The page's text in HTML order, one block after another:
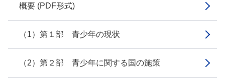
概要 (PDF形式)
（1）第１部 青少年の現状
（2）第２部 青少年に関する国の施策